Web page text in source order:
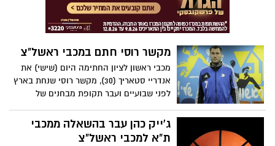
מקשר רוסי חתם במכבי ראשל"צ
מכבי ראשון לציון החתימה היום (שישי) את
אנדריי סטאריך (30), מקשר רוסי שנחת בארץ
לפני שבועיים ועבר תקופת מבחנים של
ששוחרר.
ג'ייק כהן עבר בהשאלה ממכבי
ת"א למכבי ראשל"צ